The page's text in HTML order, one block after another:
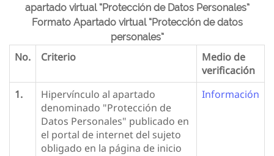
apartado virtual “Protección de Datos Personales”
Formato Apartado virtual “Protección de datos
personales”
No. Criterio
Medio de
verificación
1.
Hipervínculo al apartado
denominado "Protección de
Datos Personales" publicado en
el portal de internet del sujeto
obligado en la página de inicio
Información